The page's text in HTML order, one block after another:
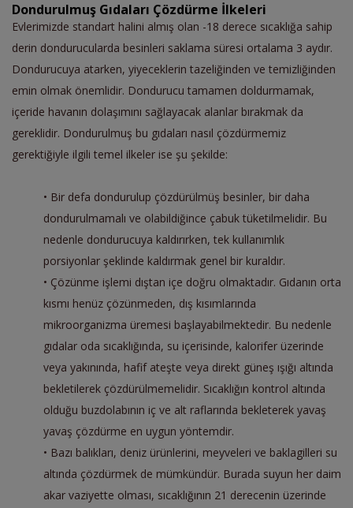
Dondurulmuş Gıdaları Çözdürme İlkeleri
Evlerimizde standart halini almış olan -18 derece sıcaklığa sahip
derin dondurucularda besinleri saklama süresi ortalama 3 aydır.
Dondurucuya atarken, yiyeceklerin tazeliğinden ve temizliğinden
emin olmak önemlidir. Dondurucu tamamen doldurmamak,
içeride havanın dolaşımını sağlayacak alanlar bırakmak da
gereklidir. Dondurulmuş bu gıdaları nasıl çözdürmemiz
gerektiğiyle ilgili temel ilkeler ise şu şekilde:
• Bir defa dondurulup çözdürülmüş besinler, bir daha
dondurulmamalı ve olabildiğince çabuk tüketilmelidir. Bu
nedenle dondurucuya kaldırırken, tek kullanımlık
porsiyonlar şeklinde kaldırmak genel bir kuraldır.
• Çözünme işlemi dıştan içe doğru olmaktadır. Gıdanın orta
kısmı henüz çözünmeden, dış kısımlarında
mikroorganizma üremesi başlayabilmektedir. Bu nedenle
gıdalar oda sıcaklığında, su içerisinde, kalorifer üzerinde
veya yakınında, hafif ateşte veya direkt güneş ışığı altında
bekletilerek çözdürülmemelidir. Sıcaklığın kontrol altında
olduğu buzdolabının iç ve alt raflarında bekleterek yavaş
yavaş çözdürme en uygun yöntemdir.
• Bazı balıkları, deniz ürünlerini, meyveleri ve baklagilleri su
altında çözdürmek de mümkündür. Burada suyun her daim
akar vaziyette olması, sıcaklığının 21 derecenin üzerinde